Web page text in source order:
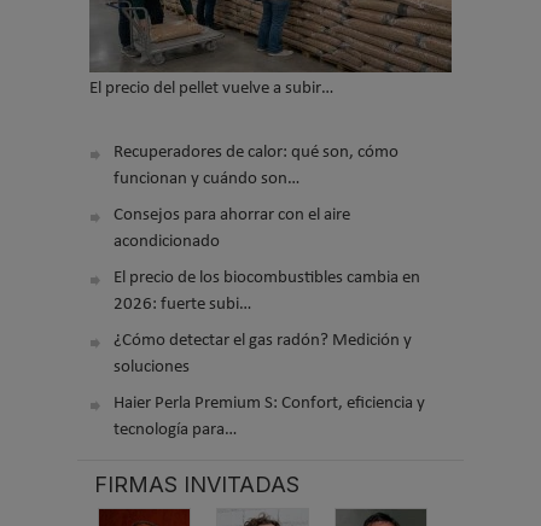
El precio del pellet vuelve a subir…
Recuperadores de calor: qué son, cómo
funcionan y cuándo son…
Consejos para ahorrar con el aire
acondicionado
El precio de los biocombustibles cambia en
2026: fuerte subi…
¿Cómo detectar el gas radón? Medición y
soluciones
Haier Perla Premium S: Confort, eficiencia y
tecnología para…
FIRMAS INVITADAS